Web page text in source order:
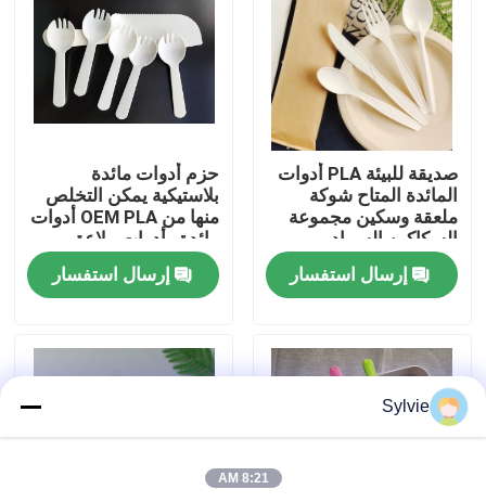
معلومات عنا
جولة في المعمل
مراقبة الجودة
اتصل بنا
أخبار
حالات
ورقة PET
صديقة للبيئة PLA أدوات
المائدة المتاح شوكة
ملعقة وسكين مجموعة
السكاكين السماد
إرسال استفسار
حزم أدوات مائدة
بلاستيكية يمكن التخلص
منها من OEM PLA أدوات
مائدة وأدوات ملاعق
أطقم ملعقة وشوكة
وسكينإرسال استفسار
Sylvie
8:21 AM